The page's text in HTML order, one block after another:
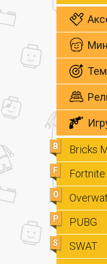
B Bricks
F Fortnite
O
P PUBG
S SWAT